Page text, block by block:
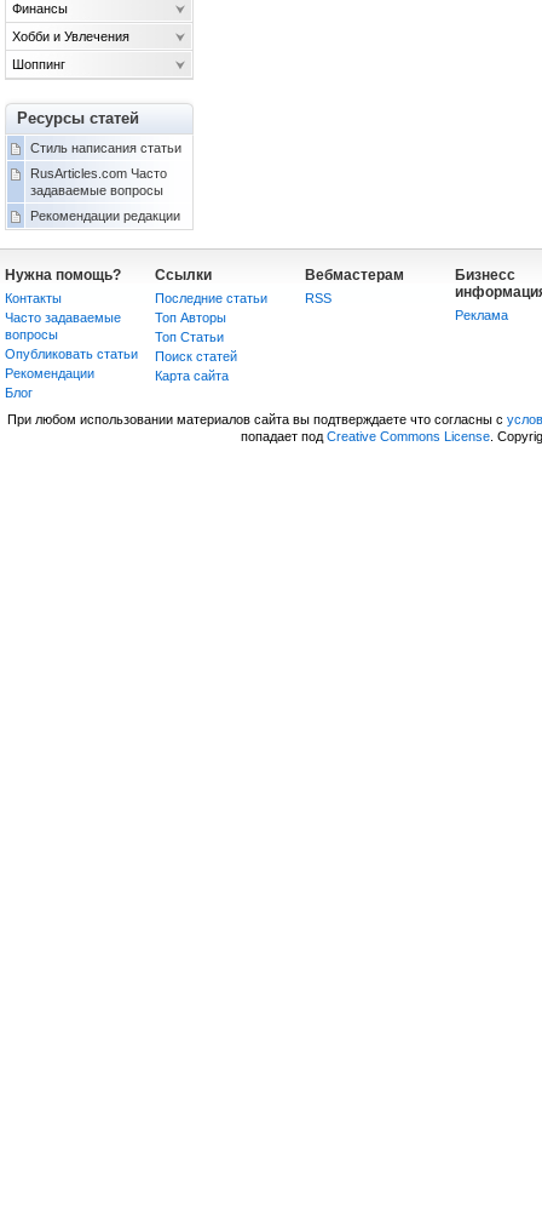
Финансы
Хобби и Увлечения
Шоппинг
Ресурсы статей
Стиль написания статьи
RusArticles.com Часто
задаваемые вопросы
Рекомендации редакции
Нужна помощь?
Контакты
Часто задаваемые
вопросы
Опубликовать статьи
Рекомендации
Блог
Ссылки
Последние статьи
Топ Авторы
Топ Статьи
Поиск статей
Карта сайта
Вебмастерам
RSS
Бизнесс
Реклама
При любом использовании материалов сайта вы подтверждаете что согласны с
попадает под Creative Commons License.